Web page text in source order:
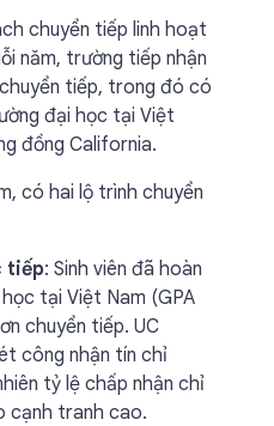
chuyển tiếp linh hoạt
năm, trường tiếp nhận
tiếp, trong đó có
đại học tại Việt
đồng California.
có hai lộ trình chuyển
tiếp: Sinh viên đã hoàn
tại Việt Nam (GPA
chuyển tiếp. UC
công nhận tín chỉ
tỷ lệ chấp nhận chỉ
cạnh tranh cao.